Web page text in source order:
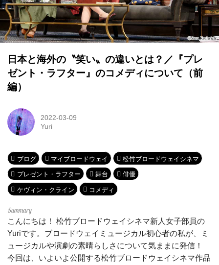
日本と海外の〝笑い〟の違いとは？／『プレ
ゼント・ラフター』のコメディについて（前
編）
2022-03-09
Yuri
ブログ マイブロードウェイ 松竹ブロードウェイシネマ
プレゼント・ラフター 舞台 俳優
ケヴィン・クライン コメディ
こんにちは！ 松竹ブロードウェイシネマ新人女子部員の
Yuriです。ブロードウェイミュージカル初心者の私が、ミ
ュージカルや演劇の素晴らしさについて気ままに発信！
今回は、いよいよ公開する松竹ブロードウェイシネマ作品